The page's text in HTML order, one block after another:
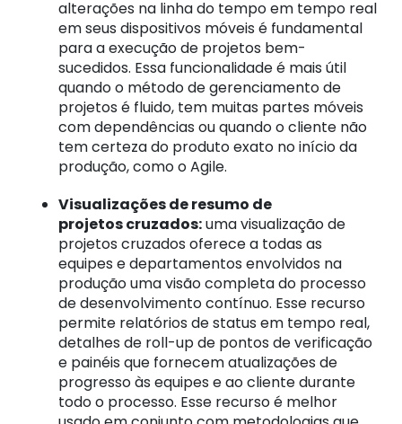
alterações na linha do tempo em tempo real
em seus dispositivos móveis é fundamental
para a execução de projetos bem-
sucedidos. Essa funcionalidade é mais útil
quando o método de gerenciamento de
projetos é fluido, tem muitas partes móveis
com dependências ou quando o cliente não
tem certeza do produto exato no início da
produção, como o Agile.
Visualizações de resumo de
projetoscruzados:uma visualização de
projetos cruzados oferece a todas as
equipes e departamentos envolvidos na
produção uma visão completa do processo
de desenvolvimento contínuo. Esse recurso
permite relatórios de status em tempo real,
detalhes de roll-up de pontos de verificação
e painéis que fornecem atualizações de
progresso às equipes e ao cliente durante
todo o processo. Esse recurso é melhor